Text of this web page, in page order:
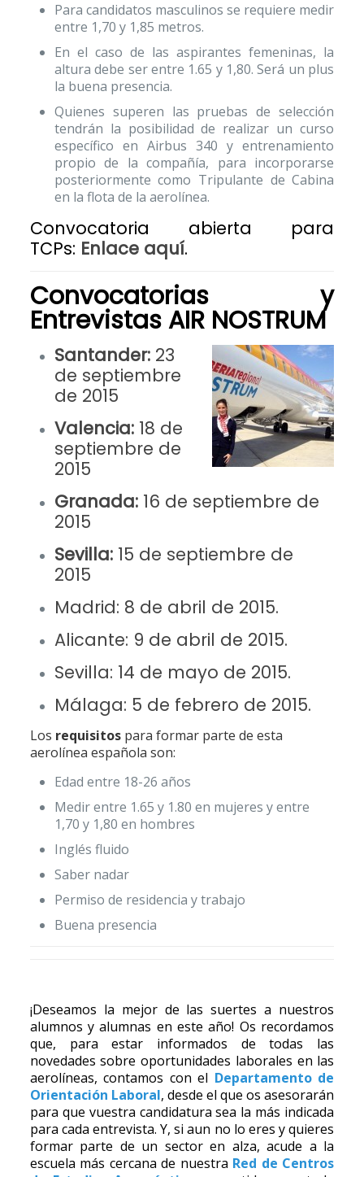
Para candidatos masculinos se requiere medir
entre 1,70 y 1,85 metros.
En el caso de las aspirantes femeninas, la
altura debe ser entre 1.65 y 1,80. Será un plus
la buena presencia.
Quienes superen las pruebas de selección
tendrán la posibilidad de realizar un curso
específico en Airbus 340 y entrenamiento
propio de la compañía, para incorporarse
posteriormente como Tripulante de Cabina
en la flota de la aerolínea.
Convocatoria abierta para
TCPs: Enlace aquí.
Convocatorias y
EntrevistasAIR NOSTRUM
Santander: 23
de septiembre
de 2015
Valencia: 18 de
septiembre de
2015
Granada: 16 de septiembre de
2015
Sevilla: 15 de septiembre de
2015
Madrid: 8 de abril de 2015.
Alicante: 9 de abril de 2015.
Sevilla: 14 de mayo de 2015.
Málaga: 5 de febrero de 2015.
Los requisitospara formar parte de esta
aerolínea española son:
Edad entre 18-26 años
Medir entre 1.65 y 1.80 en mujeres y entre
1,70 y 1,80 en hombres
Inglés fluido
Saber nadar
Permiso de residencia y trabajo
Buena presencia
¡Deseamos la mejor de las suertes a nuestros
alumnos y alumnas en este año! Os recordamos
que, para estar informados de todas las
novedades sobre oportunidades laborales en las
aerolíneas, contamos con el Departamento de
Orientación Laboral, desde el que os asesorarán
para que vuestra candidatura sea la más indicada
para cada entrevista. Y, si aun no lo eres y quieres
formar parte de un sector en alza, acude a la
escuela más cercana de nuestra Red de Centros